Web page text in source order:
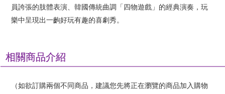
員誇張的肢體表演、韓國傳統曲調「四物遊戲」的經典演奏，玩
樂中呈現出一齣好玩有趣的喜劇秀。
相關商品介紹
（如欲訂購兩個不同商品，建議您先將正在瀏覽的商品加入購物